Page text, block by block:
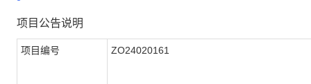
项目公告说明
项目编号 ZO24020161